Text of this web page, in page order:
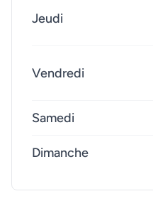
Jeudi
Vendredi
Samedi
Dimanche